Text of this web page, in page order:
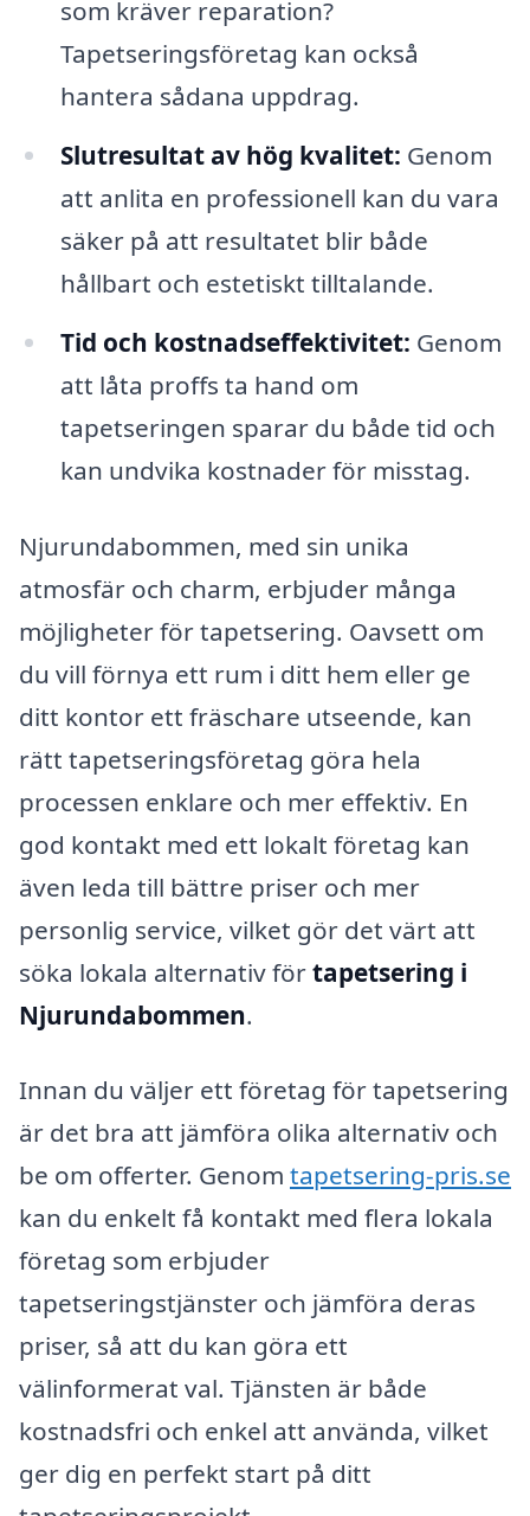
som kräver reparation?
Tapetseringsföretag kan också
hantera sådana uppdrag.
Slutresultat av hög kvalitet: Genom
att anlita en professionell kan du vara
säker på att resultatet blir både
hållbart och estetiskt tilltalande.
Tid och kostnadseffektivitet: Genom
att låta proffs ta hand om
tapetseringen sparar du både tid och
kan undvika kostnader för misstag.
Njurundabommen, med sin unika
atmosfär och charm, erbjuder många
möjligheter för tapetsering. Oavsett om
du vill förnya ett rum i ditt hem eller ge
ditt kontor ett fräschare utseende, kan
rätt tapetseringsföretag göra hela
processen enklare och mer effektiv. En
god kontakt med ett lokalt företag kan
även leda till bättre priser och mer
personlig service, vilket gör det värt att
söka lokala alternativ förtapetsering i
Njurundabommen.
Innan du väljer ett företag för tapetsering
är det bra att jämföra olika alternativ och
be om offerter. Genom tapetsering-pris.se
kan du enkelt få kontakt med flera lokala
företag som erbjuder
tapetseringstjänster och jämföra deras
priser, så att du kan göra ett
välinformerat val. Tjänsten är både
kostnadsfri och enkel att använda, vilket
ger dig en perfekt start på ditt